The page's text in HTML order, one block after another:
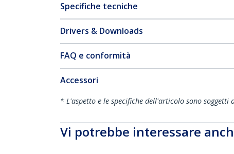
Specifiche tecniche
Drivers & Downloads
FAQ e conformità
Accessori
* L'aspetto e le specifiche dell'articolo sono soggetti
Vi potrebbe interessare